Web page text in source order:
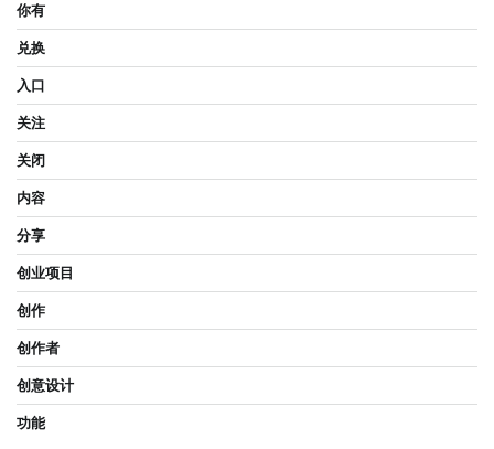
你有
兑换
入口
关注
关闭
内容
分享
创业项目
创作
创作者
创意设计
功能